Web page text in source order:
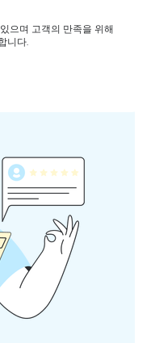
으며 고객의 만족을 위해
니다.